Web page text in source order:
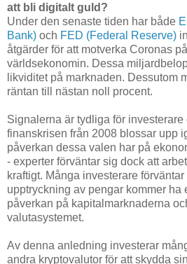
att bli digitalt guld?
Under den senaste tiden har både
Bank) och FED (Federal Reserve)
åtgärder för att motverka Coronas
världsekonomin. Dessa
likviditet på marknaden. Dessutom
räntan till nästan noll procent.
Signalerna är tydliga för investerare
finanskrisen från 2008 blossar upp
påverkan dessa valen har på
- experter förväntar sig dock att
kraftigt. Många investerare
upptryckning av pengar kommer ha
påverkan på kapitalmarknaderna
valutasystemet.
Av denna anledning investerar
andra kryptovalutor för att skydda